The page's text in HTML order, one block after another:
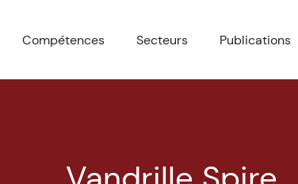
Compétences Secteurs Publications